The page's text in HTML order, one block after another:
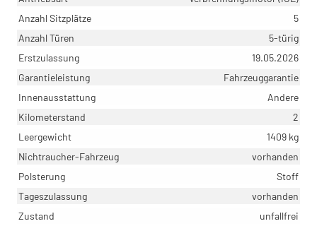
Anzahl Sitzplätze
5
Anzahl Türen
5-türig
Erstzulassung
19.05.2026
Garantieleistung
Fahrzeuggarantie
Innenausstattung
Andere
Kilometerstand
2
Leergewicht
1409 kg
Nichtraucher-Fahrzeug
vorhanden
Polsterung
Stoff
Tageszulassung
vorhanden
Zustand
unfallfrei